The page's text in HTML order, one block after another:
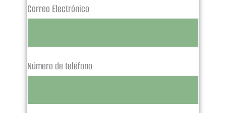
Correo Electrónico
Número de teléfono